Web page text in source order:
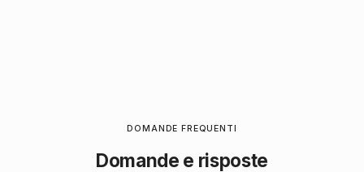
DOMANDE FREQUENTI
Domande e risposte